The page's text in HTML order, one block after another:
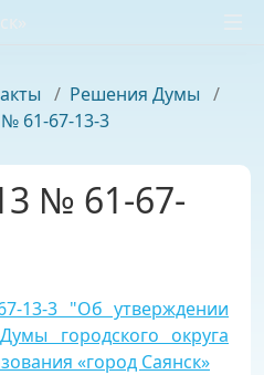
/ Решения Думы /
61-67-13-3
№ 61-67-
13-3 "Об утверждении
городского округа
«город Саянск»